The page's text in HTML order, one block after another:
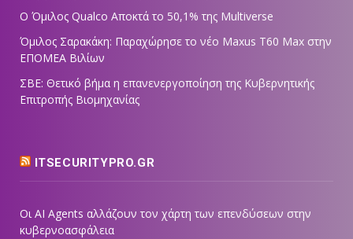
Ο Όμιλος Qualco Αποκτά το 50,1% της Multiverse
Όμιλος Σαρακάκη: Παραχώρησε το νέο Maxus T60 Max στην
ΕΠΟΜΕΑ Βιλίων
ΣΒΕ: Θετικό βήμα η επανενεργοποίηση της Κυβερνητικής
Επιτροπής Βιομηχανίας
ITSECURITYPRO.GR
Οι AI Agents αλλάζουν τον χάρτη των επενδύσεων στην
κυβερνοασφάλεια